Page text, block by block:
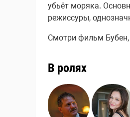
убьёт моряка.
режиссуры,
Смотри фильм Бубен,
В ролях